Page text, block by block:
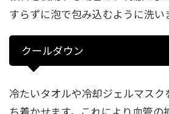
すらずに泡で包み込むように洗い
クールダウン
冷たいタオルや冷却ジェルマスク